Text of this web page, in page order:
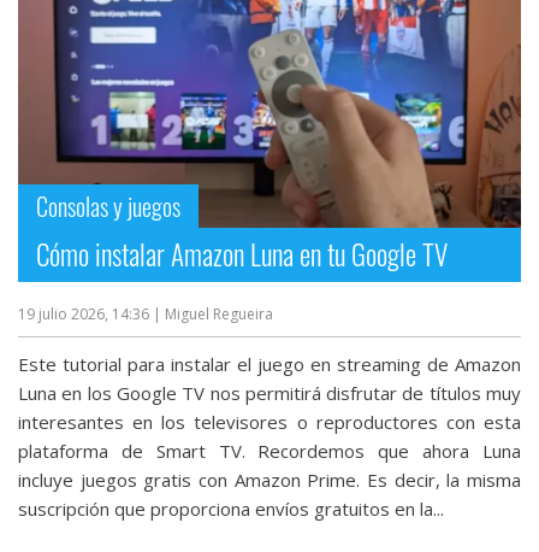
Consolas y juegos
Cómo instalar Amazon Luna en tu Google TV
19 julio 2026, 14:36 | Miguel Regueira
Este tutorial para instalar el juego en streaming de Amazon
Luna en los Google TV nos permitirá disfrutar de títulos muy
interesantes en los televisores o reproductores con esta
plataforma de Smart TV. Recordemos que ahora Luna
incluye juegos gratis con Amazon Prime‎. Es decir, la misma
suscripción que proporciona envíos gratuitos en la...